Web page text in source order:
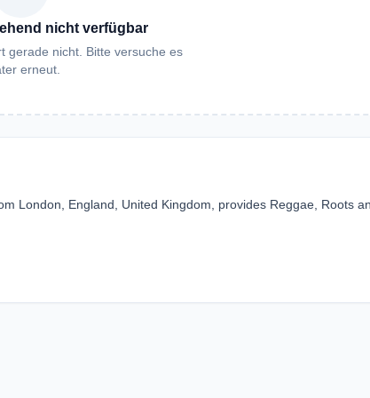
nicht verfügbar
gerade nicht. Bitte versuche es
erneut.
London, England, United Kingdom, provides Reggae, Roots